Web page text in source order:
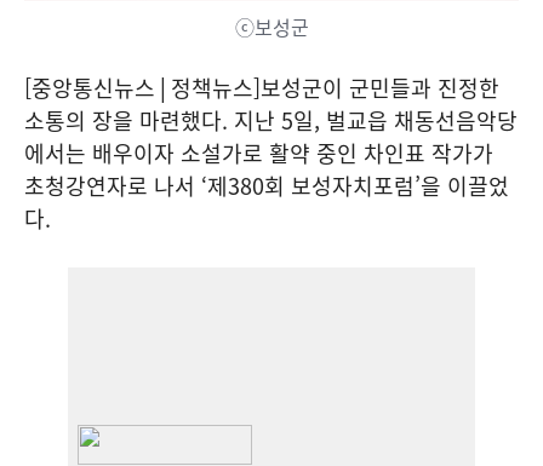
ⓒ보성군
[중앙통신뉴스│정책뉴스]보성군이 군민들과 진정한
소통의 장을 마련했다. 지난 5일, 벌교읍 채동선음악당
에서는 배우이자 소설가로 활약 중인 차인표 작가가
초청강연자로 나서 ‘제380회 보성자치포럼’을 이끌었
다.